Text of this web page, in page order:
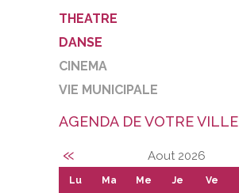
THEATRE
DANSE
CINEMA
VIE MUNICIPALE
AGENDA DE VOTRE VILLE
« Aout 2026
Lu Ma Me Je Ve